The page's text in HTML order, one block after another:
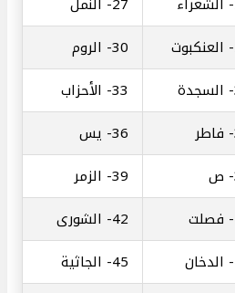
العنكبوت 30- الروم
السجدة 33- الأحزاب
فاطر 36- يس
ص 39- الزمر
فصلت 42- الشورى
الدخان 45- الجاثية